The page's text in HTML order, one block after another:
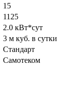
15
1125
2.0 кВт*сут
3 м куб. в сутки
Стандарт
Самотеком